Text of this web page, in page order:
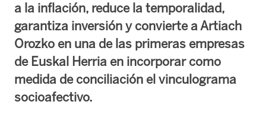
a la inflación, reduce la temporalidad,
garantiza inversión y convierte a Artiach
Orozko en una de las primeras empresas
de Euskal Herria en incorporar como
medida de conciliación el vinculograma
socioafectivo.